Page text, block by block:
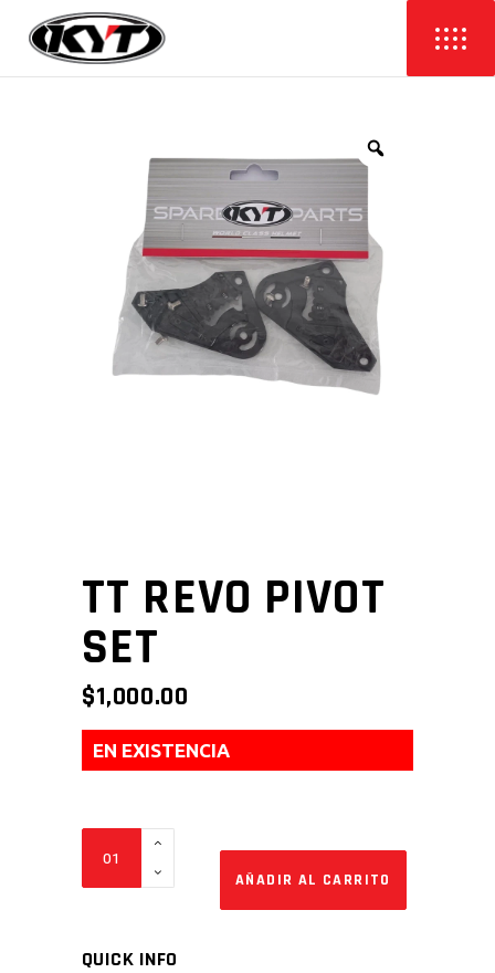
TT REVO PIVOT
SET
$1,000.00
EN EXISTENCIA
quantity
AÑADIR AL CARRITO
QUICK INFO